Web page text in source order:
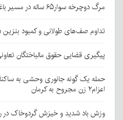
مرگ دوچرخه سوار۶۵ ساله در مسیر باغین
تداوم صف‌های طولانی و کمبود بنزین
پیگیری قضایی حقوق مالباختگان
حمله یک گونه جانوری وحشی به
اعزام۲ زن مجروح به کرمان
وزش باد شدید و خیزش گردوخاک در